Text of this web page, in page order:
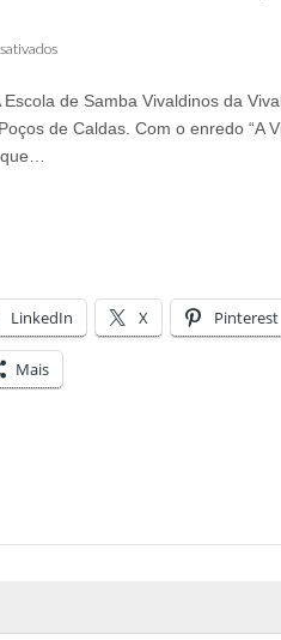
em
Vivaldi
é
de
Caldas
de Samba Vivaldinos da
de Caldas. Com o enredo “A
LinkedIn X Pinterest
Mais